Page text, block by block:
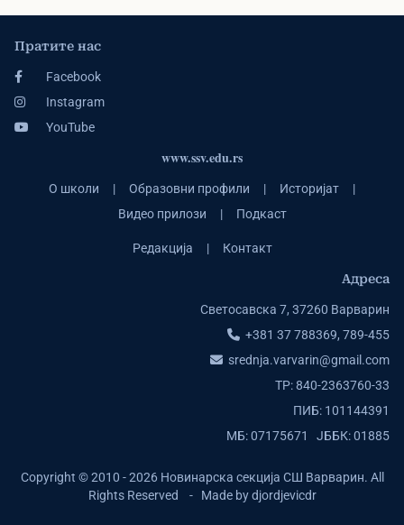
Пратите нас
Facebook
Instagram
YouTube
www.ssv.edu.rs
О школи | Образовни профили | Историјат
|
Видео прилози
| Подкаст
Редакција | Контакт
Адреса
Светосавска 7, 37260 Варварин
+381 37 788369, 789-455
srednja.varvarin@gmail.com
ТР: 840-2363760-33
ПИБ: 101144391
МБ: 07175671 ЈББК: 01885
Copyright © 2010 - 2026 Новинарска секција СШ Варварин. All
Rights Reserved - Made by djordjevicdr